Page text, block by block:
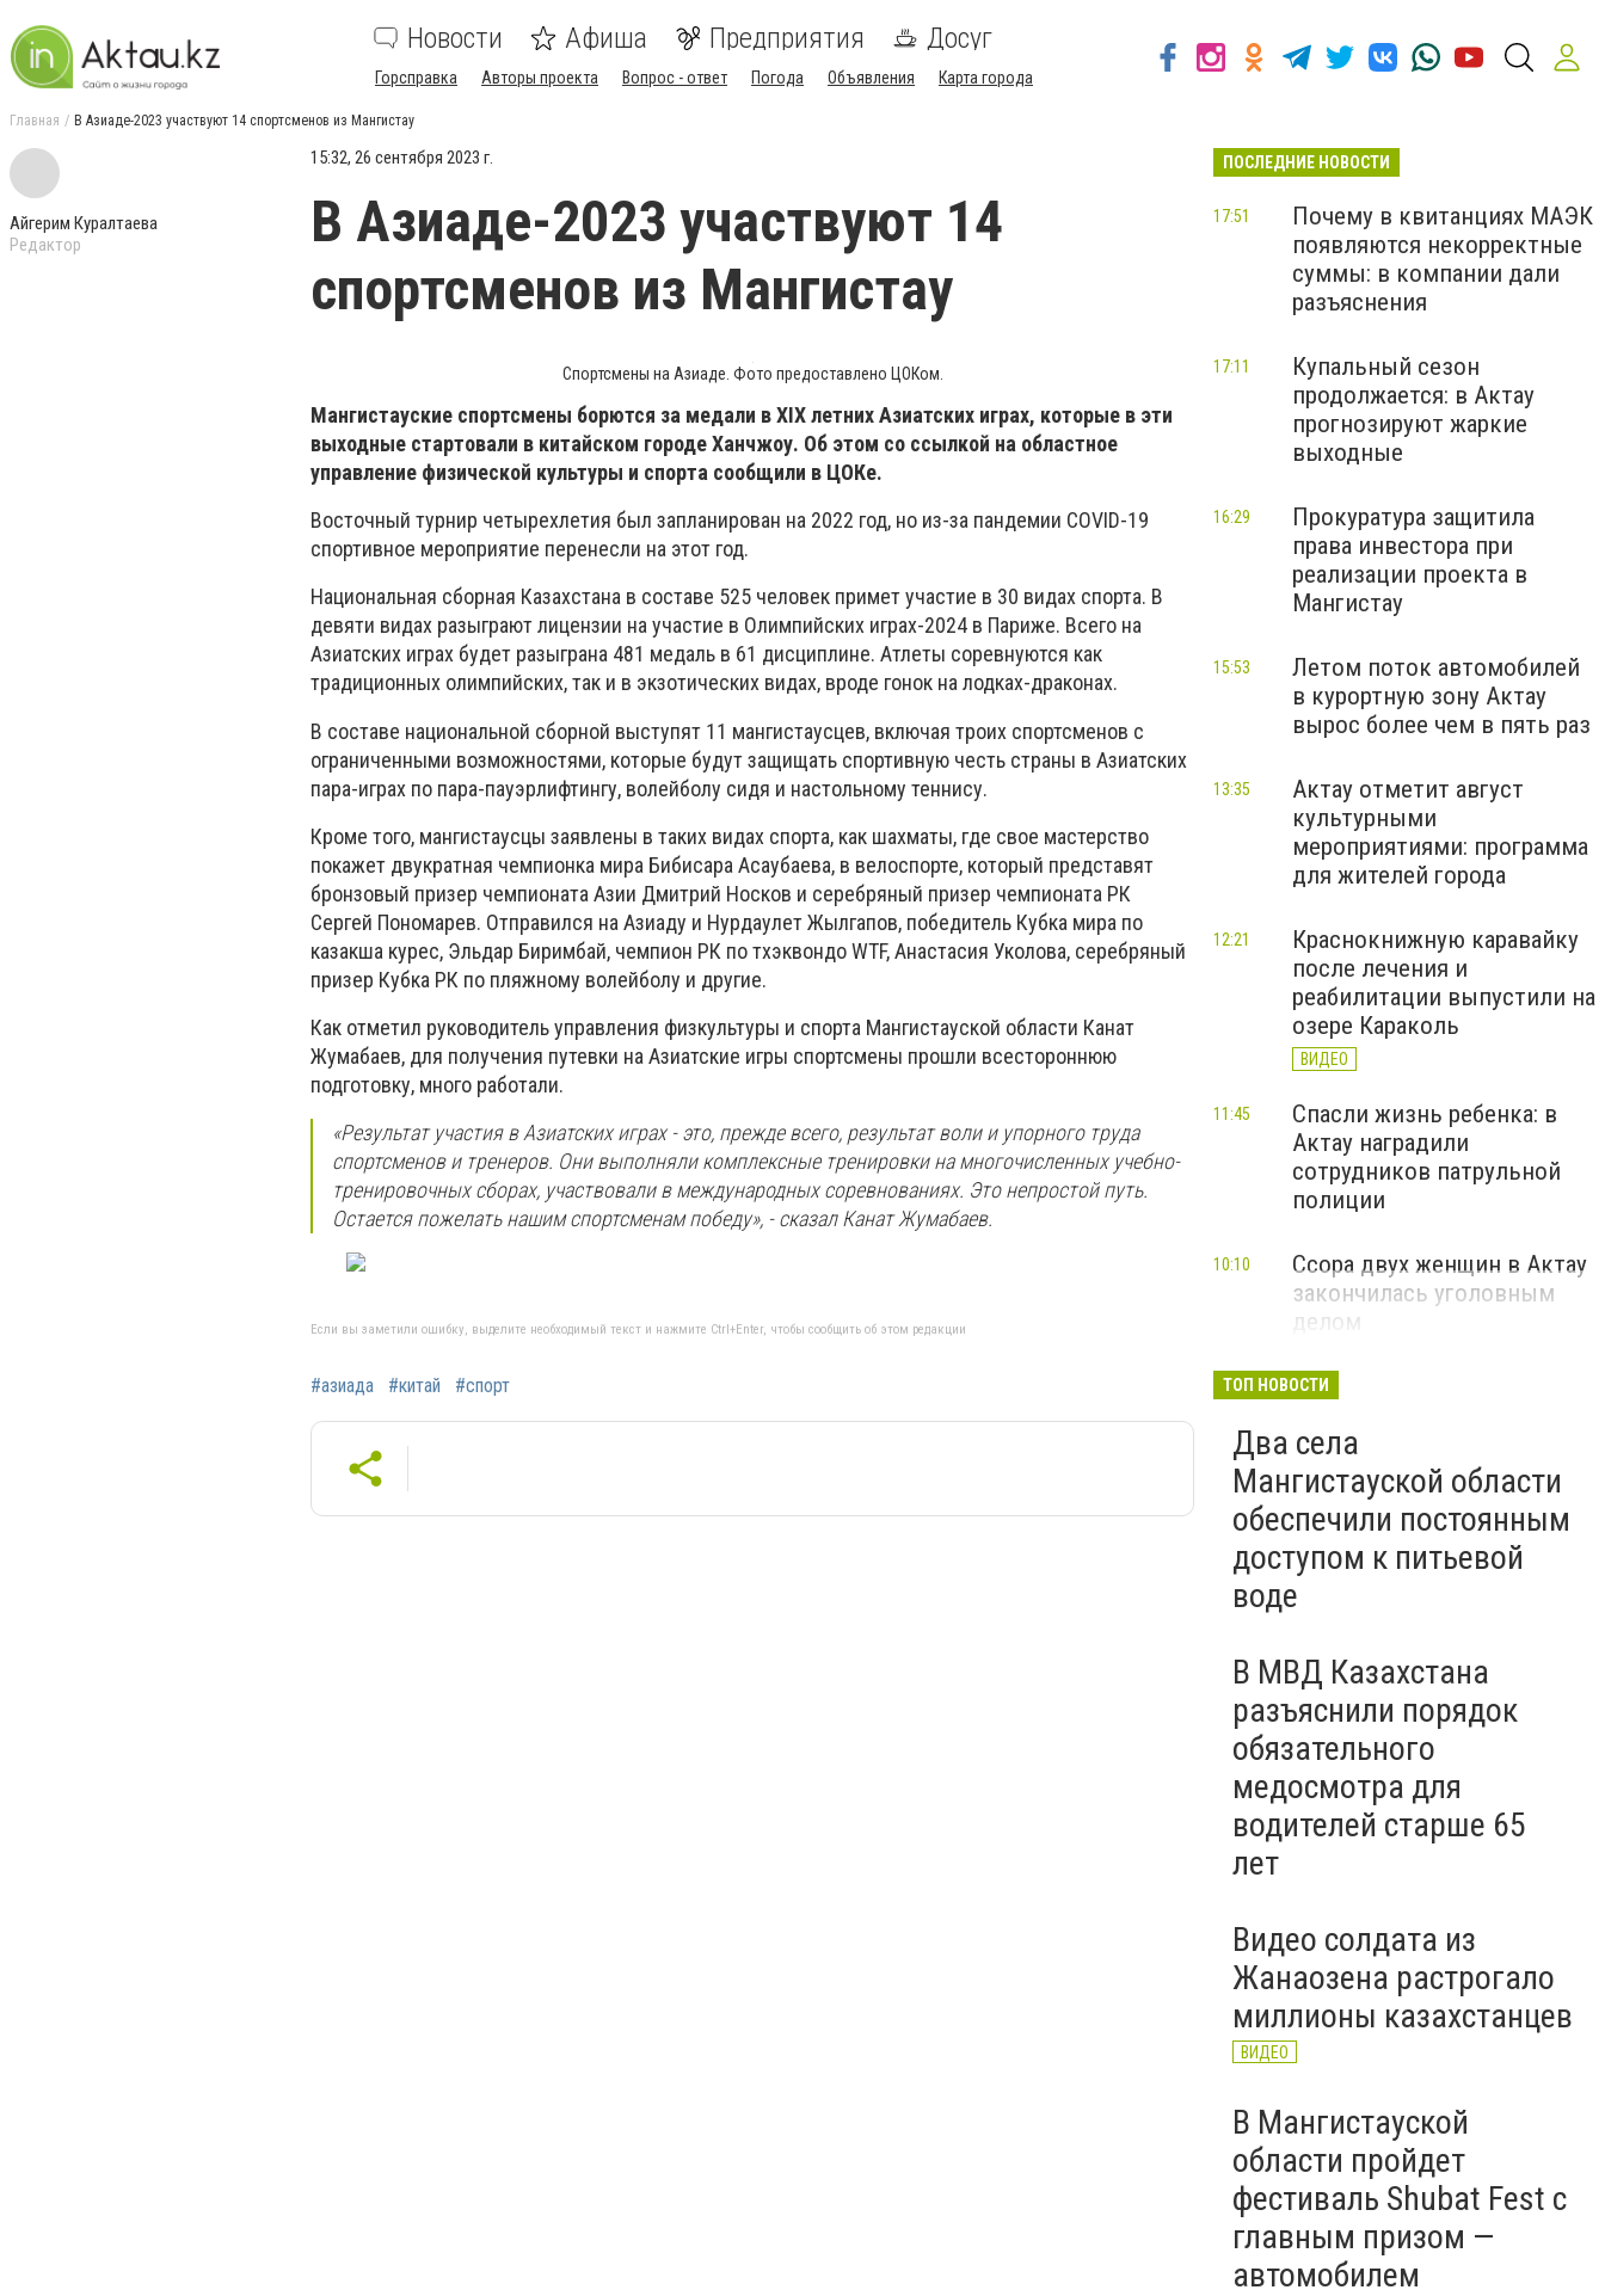
Новости Афиша Предприятия Досуг
Горсправка Авторы проекта Вопрос - ответ Погода Объявления Карта города
Главная В Азиаде-2023 участвуют 14 спортсменов из Мангистау
Айгерим Куралтаева
Редактор
15:32, 26 сентября 2023 г.
В Азиаде-2023 участвуют 14
спортсменов из Мангистау
Спортсмены на Азиаде. Фото предоставлено ЦОКом.
Мангистауские спортсмены борются за медали в XIX летних Азиатских играх, которые в эти
выходные стартовали в китайском городе Ханчжоу. Об этом со ссылкой на областное
управление физической культуры и спорта сообщили в ЦОКе.
Восточный турнир четырехлетия был запланирован на 2022 год, но из-за пандемии COVID-19
спортивное мероприятие перенесли на этот год.
Национальная сборная Казахстана в составе 525 человек примет участие в 30 видах спорта. В
девяти видах разыграют лицензии на участие в Олимпийских играх-2024 в Париже. Всего на
Азиатских играх будет разыграна 481 медаль в 61 дисциплине. Атлеты соревнуются как
традиционных олимпийских, так и в экзотических видах, вроде гонок на лодках-драконах.
В составе национальной сборной выступят 11 мангистаусцев, включая троих спортсменов с
ограниченными возможностями, которые будут защищать спортивную честь страны в Азиатских
пара-играх по пара-пауэрлифтингу, волейболу сидя и настольному теннису.
Кроме того, мангистаусцы заявлены в таких видах спорта, как шахматы, где свое мастерство
покажет двукратная чемпионка мира Бибисара Асаубаева, в велоспорте, который представят
бронзовый призер чемпионата Азии Дмитрий Носков и серебряный призер чемпионата РК
Сергей Пономарев. Отправился на Азиаду и Нурдаулет Жылгапов, победитель Кубка мира по
казакша курес, Эльдар Биримбай, чемпион РК по тхэквондо WTF, Анастасия Уколова, серебряный
призер Кубка РК по пляжному волейболу и другие.
Как отметил руководитель управления физкультуры и спорта Мангистауской области Канат
Жумабаев, для получения путевки на Азиатские игры спортсмены прошли всестороннюю
подготовку, много работали.
«Результат участия в Азиатских играх - это, прежде всего, результат воли и упорного труда
спортсменов и тренеров. Они выполняли комплексные тренировки на многочисленных учебно-
тренировочных сборах, участвовали в международных соревнованиях. Это непростой путь.
Остается пожелать нашим спортсменам победу», - сказал Канат Жумабаев.
Если вы заметили ошибку, выделите необходимый текст и нажмите Ctrl+Enter, чтобы сообщить об этом редакции
#азиада #китай #спорт
ПОСЛЕДНИЕ НОВОСТИ
Почему в квитанциях МАЭК
появляются некорректные
суммы: в компании дали
разъяснения
17:51
Купальный сезон
продолжается: в Актау
прогнозируют жаркие
выходные
17:11
Прокуратура защитила
права инвестора при
реализации проекта в
Мангистау
16:29
Летом поток автомобилей
в курортную зону Актау
вырос более чем в пять раз
15:53
Актау отметит август
культурными
мероприятиями: программа
для жителей города
13:35
Краснокнижную каравайку
после лечения и
реабилитации выпустили на
озере Караколь
ВИДЕО
12:21
Спасли жизнь ребенка: в
Актау наградили
сотрудников патрульной
полиции
11:45
Ссора двух женщин в Актау
закончилась уголовным
делом
10:10
ТОП НОВОСТИ
Два села
Мангистауской области
обеспечили постоянным
доступом к питьевой
воде
В МВД Казахстана
разъяснили порядок
обязательного
медосмотра для
водителей старше 65
лет
Видео солдата из
Жанаозена растрогало
миллионы казахстанцев
ВИДЕО
В Мангистауской
области пройдет
фестиваль Shubat Fest с
главным призом —
автомобилем